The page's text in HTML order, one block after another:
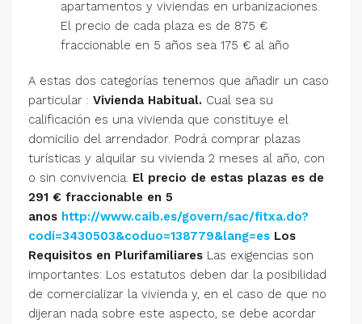
apartamentos y viviendas en urbanizaciones.
El precio de cada plaza es de 875 €
fraccionable en 5 años sea 175 € al año
A estas dos categorías tenemos que añadir un caso
particular : Vivienda Habitual. Cual sea su
calificación es una vivienda que constituye el
domicilio del arrendador. Podrá comprar plazas
turísticas y alquilar su vivienda 2 meses al año, con
o sin convivencia. El precio de estas plazas es de
291 € fraccionable en 5
anos http://www.caib.es/govern/sac/fitxa.do?
codi=3430503&coduo=138779&lang=es Los
Requisitos en Plurifamiliares Las exigencias son
importantes: Los estatutos deben dar la posibilidad
de comercializar la vivienda y, en el caso de que no
dijeran nada sobre este aspecto, se debe acordar